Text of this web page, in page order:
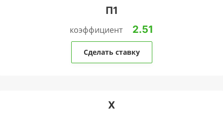
П1
коэффициент 2.51
Сделать ставку
Х